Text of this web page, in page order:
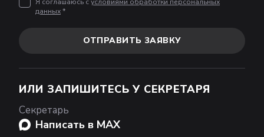
данных*
ОТПРАВИТЬ ЗАЯВКУ
ИЛИ ЗАПИШИТЕСЬ У СЕКРЕТАРЯ
Секретарь
Написать в MAX